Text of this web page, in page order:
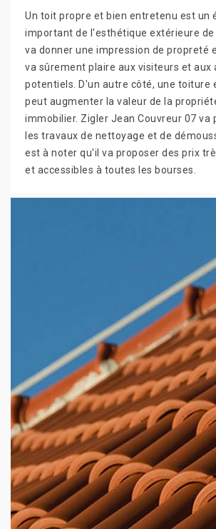
Un toit propre et bien entretenu est un
important de l'esthétique extérieure de
va donner une impression de propreté
va sûrement plaire aux visiteurs et aux
potentiels. D'un autre côté, une toiture
peut augmenter la valeur de la
immobilier. Zigler Jean Couvreur 07 va
les travaux de nettoyage et de
est à noter qu'il va proposer des prix
et accessibles à toutes les bourses.